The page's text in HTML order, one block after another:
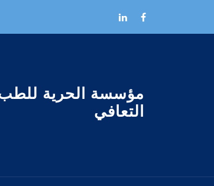
مؤسسة الحرية
التعافي